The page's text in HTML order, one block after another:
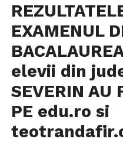
EXAMENUL
elevii din
SEVERIN AU
PE edu.ro si